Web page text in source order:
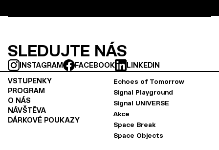
SLEDUJTE NÁS
INSTAGRAM FACEBOOK
LINKEDIN
VSTUPENKY
PROGRAM
O NÁS
NÁVŠTĚVA
DÁRKOVÉ POUKAZY
Echoes of Tomorrow
Signal Playground
Signal UNIVERSE
Akce
Space Break
Space Objects